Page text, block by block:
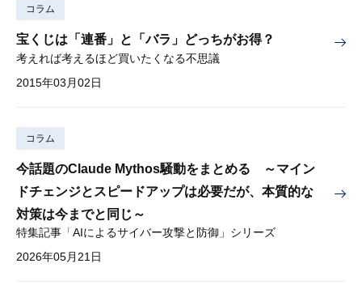
コラム
宝くじは「連番」と「バラ」どっちがお得？
考えれば考えるほど買いたくなる不思議
2015年03月02日
コラム
今話題のClaude Mythos騒動をまとめる ～マイン
ドチェンジとスピードアップは必要だが、本質的な
対策は今までと同じ～
特集記事「AIによるサイバー攻撃と防御」シリーズ
2026年05月21日